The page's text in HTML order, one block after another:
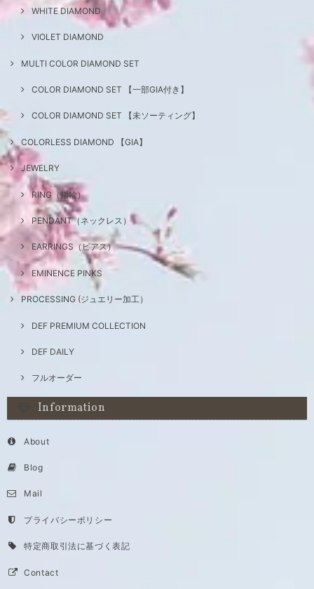
WHITE DIAMOND
VIOLET DIAMOND
MULTI COLOR DIAMOND SET
COLOR DIAMOND SET 【一部GIA付き】
COLOR DIAMOND SET 【未ソーティング】
COLORLESS DIAMOND 【GIA】
JEWELRY
RING（指輪）
PENDANT（ネックレス）
EARRINGS（ピアス）
EMINENCE PINKS
PROCESSING (ジュエリー加工）
DEF PREMIUM COLLECTION
DEF DAILY
フルオーダー
Information
About
Blog
Mail
プライバシーポリシー
特定商取引法に基づく表記
Contact